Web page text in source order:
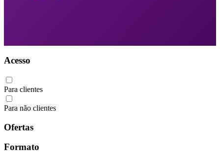
Acesso
Para clientes
Para não clientes
Ofertas
Formato